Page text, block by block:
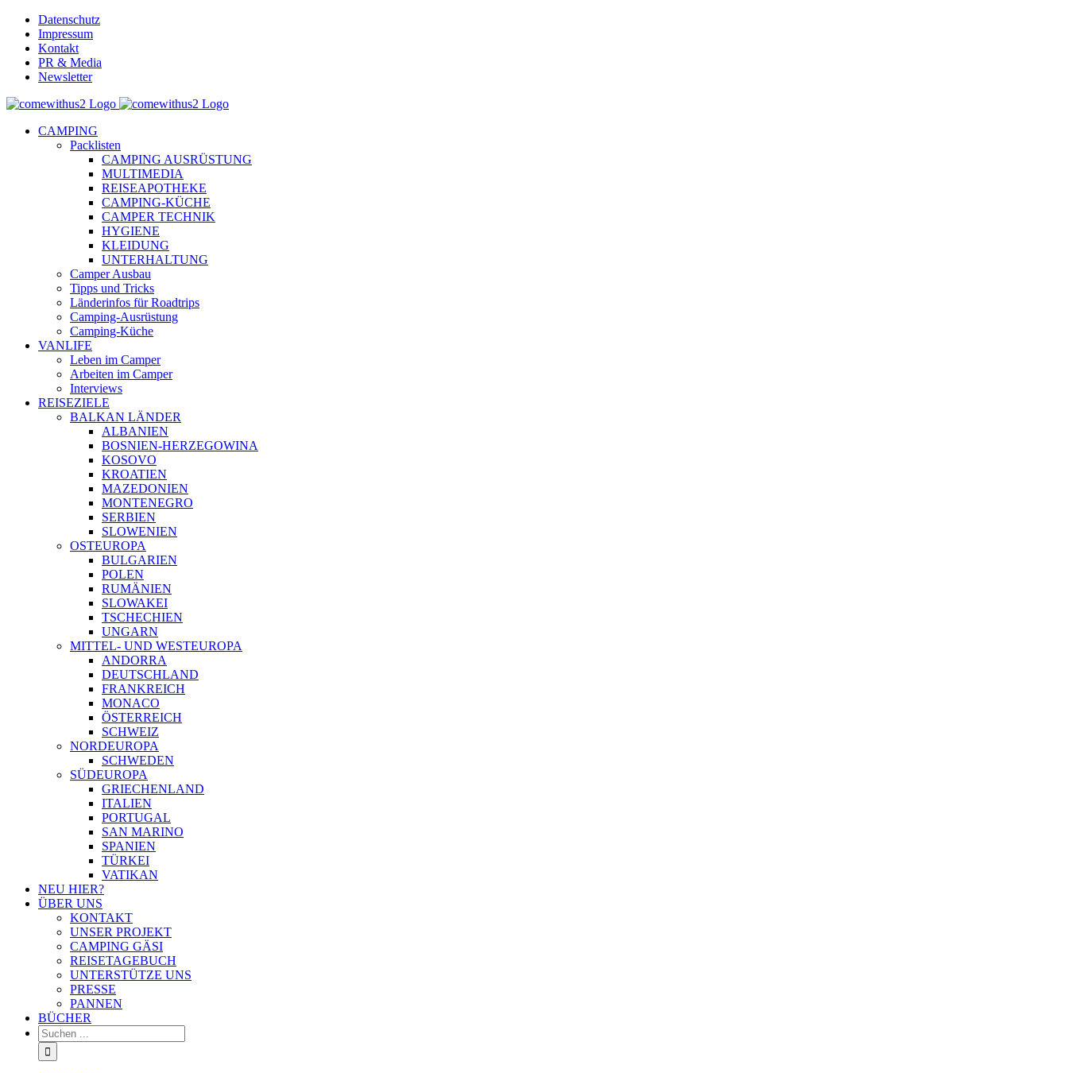
Skip
content
Datenschutz
Impressum
Kontakt
PR & Media
Newsletter
YouTube
Facebook
Twitter
Instagram
Pinterest
Email
CAMPING
Packlisten
CAMPING AUSRÜSTUNG
MULTIMEDIA
REISEAPOTHEKE
CAMPING-KÜCHE
CAMPER TECHNIK
HYGIENE
KLEIDUNG
UNTERHALTUNG
Camper Ausbau
Tipps und Tricks
Länderinfos für Roadtrips
Camping-Ausrüstung
Camping-Küche
VANLIFE
Leben im Camper
Arbeiten im Camper
Interviews
REISEZIELE
BALKAN LÄNDER
ALBANIEN
BOSNIEN-HERZEGOWINA
KOSOVO
KROATIEN
MAZEDONIEN
MONTENEGRO
SERBIEN
SLOWENIEN
OSTEUROPA
BULGARIEN
POLEN
RUMÄNIEN
SLOWAKEI
TSCHECHIEN
UNGARN
MITTEL- UND WESTEUROPA
ANDORRA
DEUTSCHLAND
FRANKREICH
MONACO
ÖSTERREICH
SCHWEIZ
NORDEUROPA
SCHWEDEN
SÜDEUROPA
GRIECHENLAND
ITALIEN
PORTUGAL
SAN MARINO
SPANIEN
TÜRKEI
VATIKAN
NEU HIER?
ÜBER UNS
KONTAKT
UNSER PROJEKT
CAMPING GÄSI
REISETAGEBUCH
UNTERSTÜTZE UNS
PRESSE
PANNEN
BÜCHER
Suche
nach: